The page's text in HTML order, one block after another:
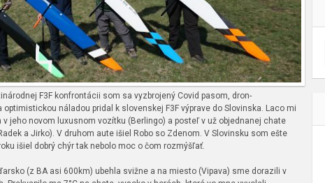
F3F konfrontácii som sa vyzbrojený Covid pasom, dron-
náladou pridal k slovenskej F3F výprave do Slovinska. Laco mi
jeho novom luxusnom vozítku (Berlingo) a posteľ v už objednanej chate
a Jirko). V druhom aute išiel Robo so Zdenom. V Slovinsku som ešte
išiel dobrý chýr tak nebolo moc o čom rozmýšľať.
(z BA asi 600km) ubehla svižne a na miesto (Vipava) sme dorazili v